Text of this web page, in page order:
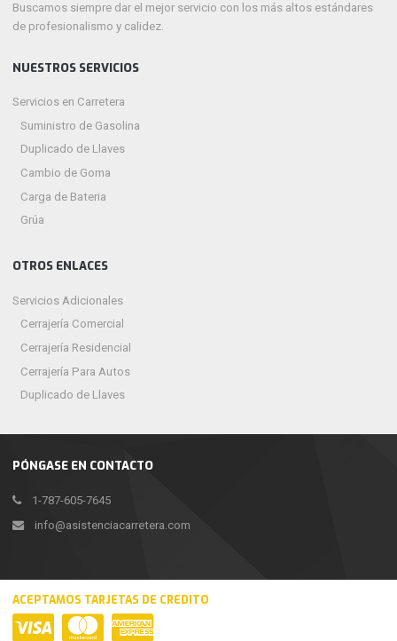
PÓNGASE EN CONTACTO
1-787-605-7645
info@asistenciacarretera.com
Buscamos siempre dar el mejor servicio con los más altos estándares
de profesionalismo y calidez.
NUESTROS SERVICIOS
Servicios en Carretera
Suministro de Gasolina
Duplicado de Llaves
Cambio de Goma
Carga de Bateria
Grúa
OTROS ENLACES
Servicios Adicionales
Cerrajería Comercial
Cerrajería Residencial
Cerrajería Para Autos
Duplicado de Llaves
ACEPTAMOS TARJETAS DE CREDITO